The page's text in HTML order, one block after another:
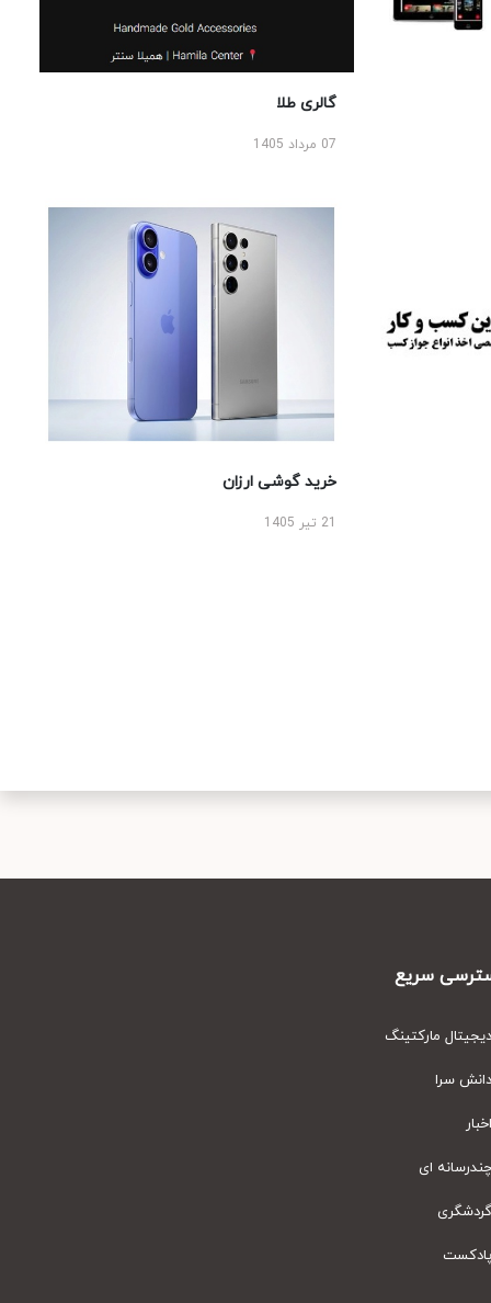
گالری طلا
07 مرداد 1405
خرید گوشی ارزان
سریع
مارکتینگ
سرا
ای